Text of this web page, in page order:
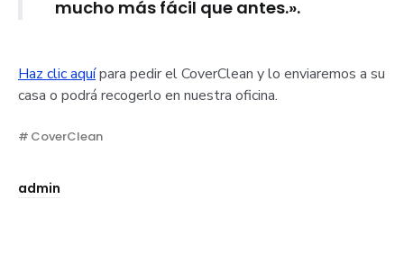
mucho más fácil que antes.».
Haz clic aquípara pedir el CoverClean y lo enviaremos a su
casa o podrá recogerlo en nuestra oficina.
CoverClean
admin